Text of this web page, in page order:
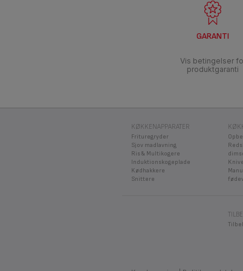
GARANTI
Vis betingelser
produktgaranti
KØKKENAPPARATER
Frituregryder
Sjov madlavning
Ris & Multikogere
Induktionskogeplade
Kødhakkere
Snittere
Knive